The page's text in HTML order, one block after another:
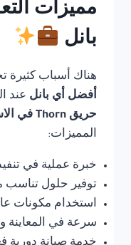
مميزات
بانل
هناك أسباب كثيرة
أفضل أي بانل عند
حريق Thorn في الاسكندرية
المميزات:
خبرة عملية في
توفير حلول تناسب
استخدام مكونات
سرعة في المعاينة